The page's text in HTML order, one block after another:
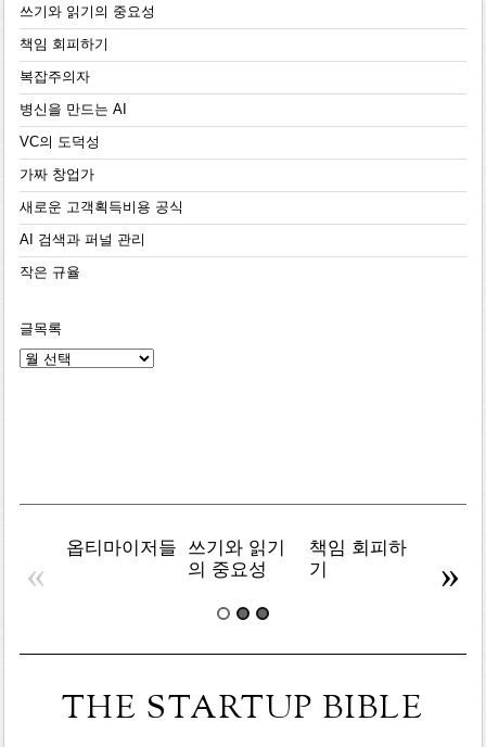
쓰기와 읽기의 중요성
책임 회피하기
복잡주의자
병신을 만드는 AI
VC의 도덕성
가짜 창업가
새로운 고객획득비용 공식
AI 검색과 퍼널 관리
작은 규율
글목록
글
옵티마이저들
쓰기와 읽기
의 중요성
책임 회피하
기
« »
THE STARTUP BIBLE